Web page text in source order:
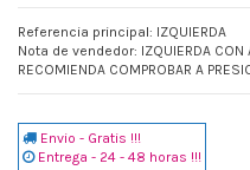
Referencia principal: IZQUIERDA
Nota de vendedor: IZQUIERDA CON
RECOMIENDA COMPROBAR A
Envio - Gratis !!!
Entrega - 24 - 48 horas !!!